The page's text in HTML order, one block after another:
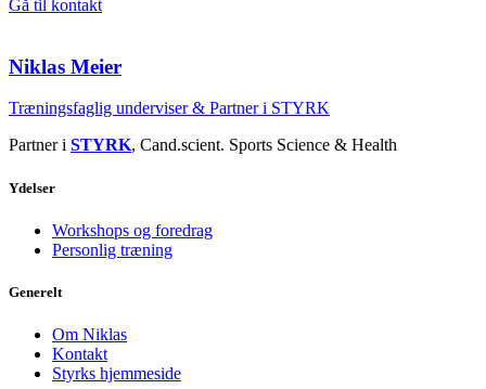
Gå til kontakt
Niklas Meier
Træningsfaglig underviser & Partner i STYRK
Partner i STYRK, Cand.scient. Sports Science & Health
Ydelser
Workshops og foredrag
Personlig træning
Generelt
Om Niklas
Kontakt
Styrks hjemmeside